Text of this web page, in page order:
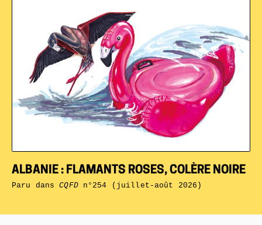
ALBANIE : FLAMANTS ROSES, COLÈRE NOIRE
Paru dansCQFDn°254 (juillet-août 2026)